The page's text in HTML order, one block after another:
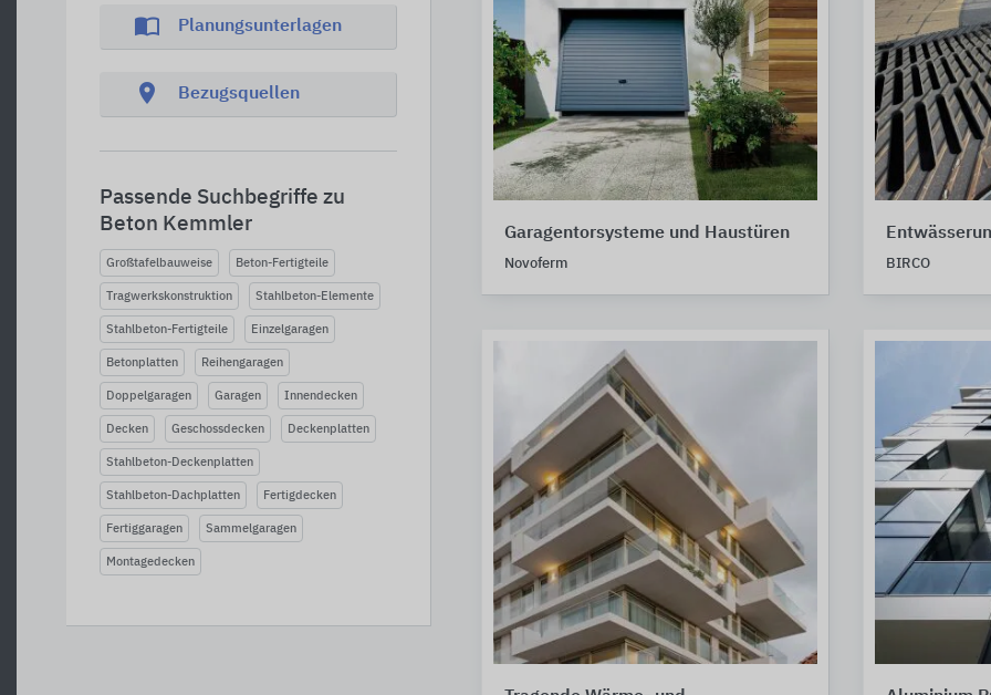
import_contacts Planungsunterlagen
location_on Bezugsquellen
Passende Suchbegriffe zu
Beton Kemmler
Großtafelbauweise Beton-Fertigteile
Tragwerkskonstruktion Stahlbeton-Elemente
Stahlbeton-Fertigteile Einzelgaragen
Betonplatten Reihengaragen
Doppelgaragen Garagen Innendecken
Decken Geschossdecken Deckenplatten
Stahlbeton-Deckenplatten
Stahlbeton-Dachplatten Fertigdecken
Fertiggaragen Sammelgaragen
Montagedecken
Garagentorsysteme und Haustüren
Novoferm BIRCO